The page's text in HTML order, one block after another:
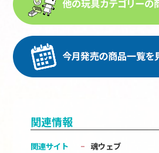
関連情報
関連サイト
魂ウェブ